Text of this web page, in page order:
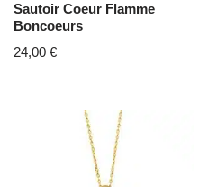
Sautoir Coeur Flamme
Boncoeurs
24,00 €